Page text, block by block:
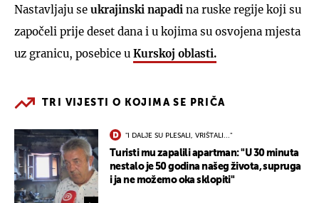
Nastavljaju se ukrajinski napadi na ruske regije koji su
započeli prije deset dana i u kojima su osvojena mjesta
uz granicu, posebice u Kurskoj oblasti.
TRI VIJESTI O KOJIMA SE PRIČA
"I DALJE SU PLESALI, VRIŠTALI..."
Turisti mu zapalili apartman: "U 30 minuta
nestalo je 50 godina našeg života, supruga
i ja ne možemo oka sklopiti"